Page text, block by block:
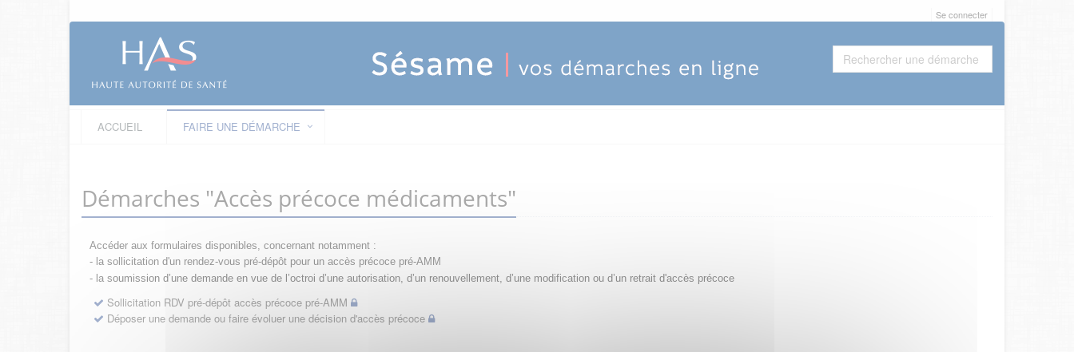
Se connecter
ACCUEIL FAIRE UNE DÉMARCHE
Démarches "Accès précoce médicaments"
Accéder aux formulaires disponibles, concernant notamment :
- la sollicitation d'un rendez-vous pré-dépôt pour un accès précoce pré-AMM
- la soumission d’une demande en vue de l’octroi d’une autorisation, d’un renouvellement, d’une modification ou d’un retrait d'accès précoce
Sollicitation RDV pré-dépôt accès précoce pré-AMM
Déposer une demande ou faire évoluer une décision d'accès précoce